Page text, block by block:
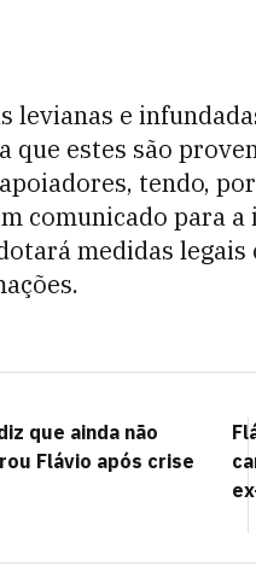
levianas e
que estes são
tendo,
comunicado para
medidas
que ainda não
Flávio após crise